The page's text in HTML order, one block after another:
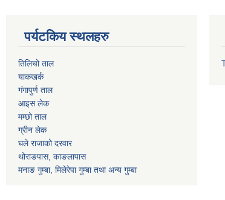
पर्यटकिय स्थलहरु
तिलिचो ताल
याकखर्क
गंगापुर्ण ताल
आइस लेक
मम्छो ताल
ग्रीन लेक
घले राजाको दरवार
थोराङपास, काङलापास
मनाङ गुम्बा, मिलेरेपा गुम्बा तथा अन्य गुम्बा